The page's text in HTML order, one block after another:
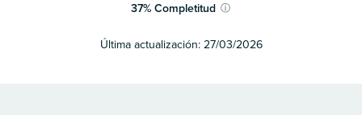
37%Completitud ⓘ
Última actualización: 27/03/2026